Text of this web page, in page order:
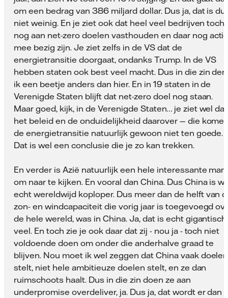
om een bedrag van 386 miljard dollar. Dus ja, dat is
niet weinig. En je ziet ook dat heel veel bedrijven toch
nog aan net-zero doelen vasthouden en daar nog
mee bezig zijn. Je ziet zelfs in de VS dat de
energietransitie doorgaat, ondanks Trump. In de VS
hebben staten ook best veel macht. Dus in die zin
ik een beetje anders dan hier. En in 19 staten in de
Verenigde Staten blijft dat net-zero doel nog staan.
Maar goed, kijk, in de Verenigde Staten… je ziet wel dat
het beleid en de onduidelijkheid daarover — die
de energietransitie natuurlijk gewoon niet ten goede.
Dat is wel een conclusie die je zo kan trekken.
En verder is Azië natuurlijk een hele interessante
om naar te kijken. En vooral dan China. Dus China is
echt wereldwijd koploper. Dus meer dan de helft van
zon- en windcapaciteit die vorig jaar is toegevoegd
de hele wereld, was in China. Ja, dat is echt gigantisch
veel. En toch zie je ook daar dat zij - nou ja - toch niet
voldoende doen om onder die anderhalve graad te
blijven. Nou moet ik wel zeggen dat China vaak doelen
stelt, niet hele ambitieuze doelen stelt, en ze dan
ruimschoots haalt. Dus in die zin doen ze aan
underpromise overdeliver, ja. Dus ja, dat wordt er dan